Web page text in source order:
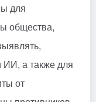
для
общества,
ИИ, а также для
от